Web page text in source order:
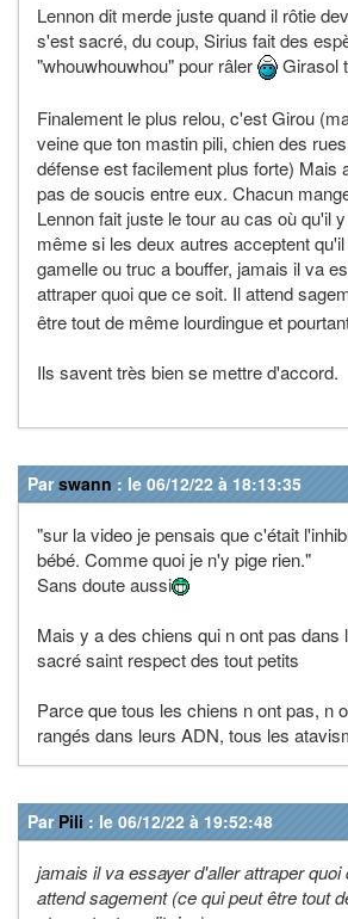
Lennon dit merde juste quand il rôtie
s'est sacré, du coup, Sirius fait des
"whouwhouwhou" pour râler
Girasol
Finalement le plus relou, c'est Girou
veine que ton mastin pili, chien des
défense est facilement plus forte) Mais
pas de soucis entre eux. Chacun
Lennon fait juste le tour au cas où qu'il
même si les deux autres acceptent
gamelle ou truc a bouffer, jamais il va
attraper quoi que ce soit. Il attend
être tout de même lourdingue et
Ils savent très bien se mettre d'accord.
Parswann : le 06/12/22 à 18:13:35
"sur la video je pensais que c'était
bébé. Comme quoi je n'y pige rien."
Sans doute aussi
Mais y a des chiens qui n ont pas dans
sacré saint respect des tout petits
Parce que tous les chiens n ont pas, n
rangés dans leurs ADN, tous les
Par Pili : le 06/12/22 à 19:52:48
jamais il va essayer d'aller attraper quoi
attend sagement (ce qui peut être tout